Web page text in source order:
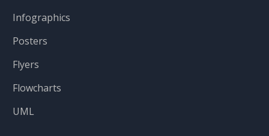
Infographics
Posters
Flyers
Flowcharts
UML